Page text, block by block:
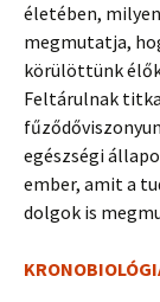
életében,
megmutatja,
körülöttünk
Feltárulnak
egészségi
ember, amit a
dolgok is